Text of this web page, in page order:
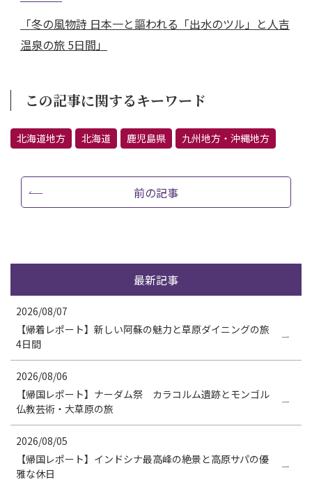
「冬の風物詩 日本一と謳われる「出水のツル」と人吉
温泉の旅 5日間」
この記事に関するキーワード
北海道地方 北海道 鹿児島県 九州地方・沖縄地方
前の記事
最新記事
2026/08/07
【帰着レポート】新しい阿蘇の魅力と草原ダイニングの旅
4日間
2026/08/06
【帰国レポート】ナーダム祭 カラコルム遺跡とモンゴル
仏教芸術・大草原の旅
2026/08/05
【帰国レポート】インドシナ最高峰の絶景と高原サパの優
雅な休日